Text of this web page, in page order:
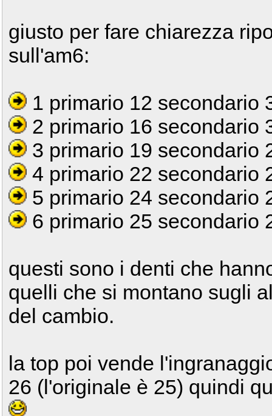
giusto per fare chiarezza
sull'am6:
1 primario 12 secondario
2 primario 16 secondario
3 primario 19 secondario
4 primario 22 secondario
5 primario 24 secondario
6 primario 25 secondario
questi sono i denti che
quelli che si montano sugli
del cambio.
la top poi vende
26 (l'originale è 25) quindi